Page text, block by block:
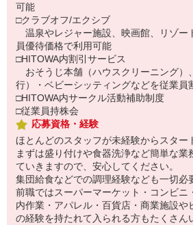
可能
□クラブオフ/エクシブ
温泉やレジャー施設、映画館、リゾー
員優待価格で利用可能
□HITOWA内割引サービス
おそうじ本舗（ハウスクリーニング）
行）・ベビーシッティングなどを従業員
□HITOWA内サークル活動補助制度
□従業員持株会
応募資格・経験
ほとんどのスタッフが未経験からスター
まずは盛り付けや食器洗浄など簡単な業
ていきますので、安心してください。
集団給食などでの調理経験なども一切必
前職ではスーパーマーケット・コンビニ
内作業・アパレル・百貨店・商業施設や
の経験を持たれて入られる方もたくさん